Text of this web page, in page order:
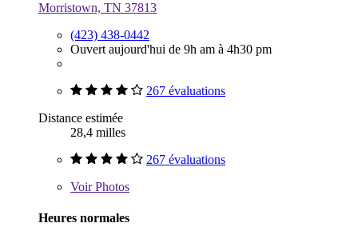
Morristown, TN 37813
(423) 438-0442
Ouvert aujourd'hui de 9h am à 4h30 pm
267 évaluations
Distance estimée
28,4 milles
267 évaluations
VoirPhotos
Heures normales